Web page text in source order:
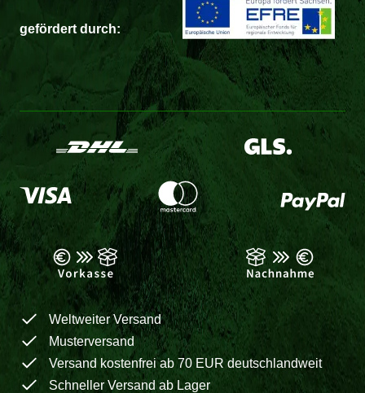
gefördert durch:
Weltweiter Versand
Musterversand
Versand kostenfrei ab 70 EUR deutschlandweit
Schneller Versand ab Lager